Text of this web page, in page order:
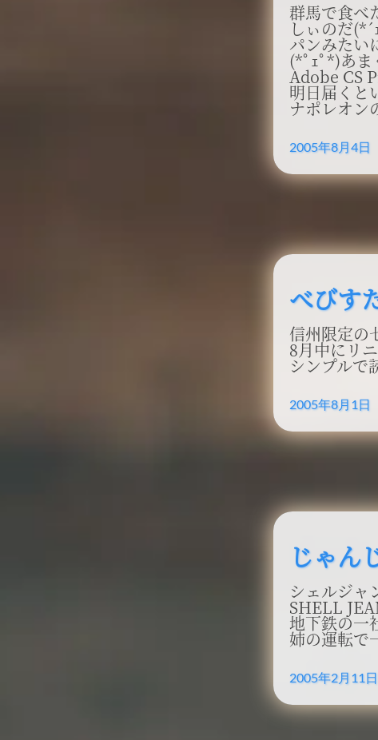
群馬で食べ
しぃのだ
パンみたい
(*ﾟｪﾟ*)あま
Adobe CS
明日届くと
ナポレオン
2005年8月4日
べびす
信州限定の
8月中にリ
シンプルで
2005年8月1日
じゃん
シェルジャ
SHELL
地下鉄の一
姉の運転で
2005年2月11日